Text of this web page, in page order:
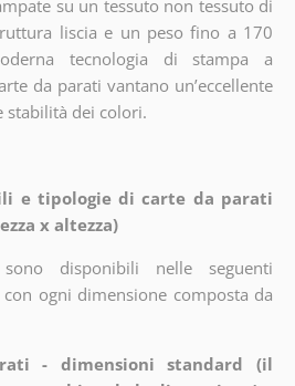
su un tessuto non tessuto di
liscia e un peso fino a 170
tecnologia di stampa a
da parati vantano un’eccellente
stabilità dei colori.
e tipologie di carte da parati
x altezza)
disponibili nelle seguenti
ogni dimensione composta da
- dimensioni standard (il